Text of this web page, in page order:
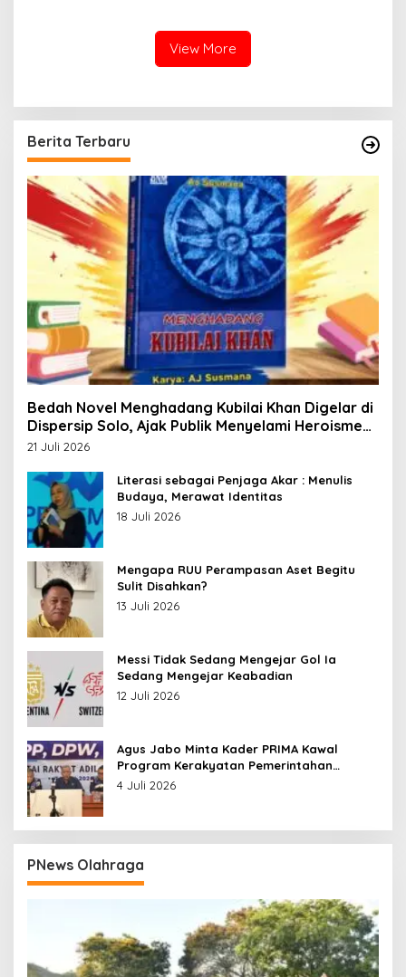
View More
Berita Terbaru
Bedah Novel Menghadang Kubilai Khan Digelar di
Dispersip Solo, Ajak Publik Menyelami Heroisme
Leluhur Nusantara
21 Juli 2026
Literasi sebagai Penjaga Akar : Menulis
Budaya, Merawat Identitas
18 Juli 2026
Mengapa RUU Perampasan Aset Begitu
Sulit Disahkan?
13 Juli 2026
Messi Tidak Sedang Mengejar Gol Ia
Sedang Mengejar Keabadian
12 Juli 2026
Agus Jabo Minta Kader PRIMA Kawal
Program Kerakyatan Pemerintahan
Prabowo
4 Juli 2026
PNews Olahraga